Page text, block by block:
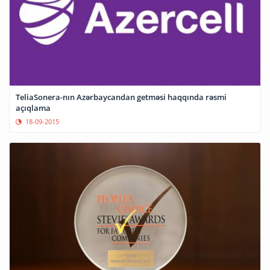
TeliaSonera-nın Azərbaycandan getməsi haqqında rəsmi
açıqlama
18-09-2015